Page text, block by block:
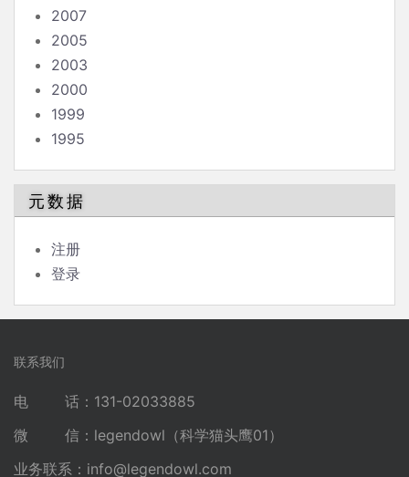
2007
2005
2003
2000
1999
1995
元数据
注册
登录
联系我们
电 话：131-02033885
微 信：legendowl（科学猫头鹰01）
业务联系： info@legendowl.com